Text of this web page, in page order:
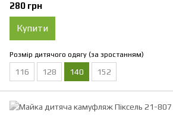
280 грн
Купити
Розмір дитячого одягу (за зростанням)
116 128 140 152